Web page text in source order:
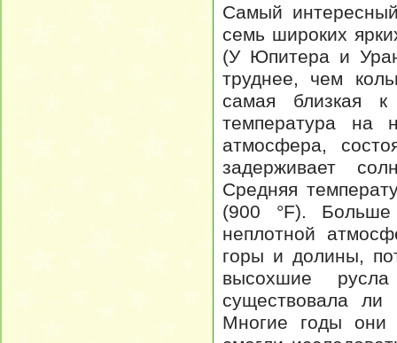
Самый
семь широких
(У Юпитера и
труднее, чем
самая близкая
температура на
атмосфера,
задерживает
Средняя
(900 °F).
неплотной
горы и долины,
высохшие
существовала
Многие годы они